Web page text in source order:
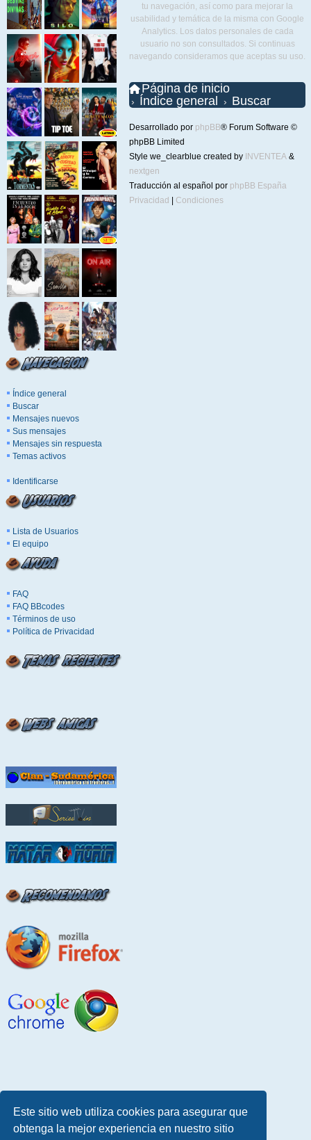
Este sitio web utiliza cookies para asegurar que
obtenga la mejor experiencia en nuestro sitio
Índice general
Buscar
Mensajes nuevos
Sus mensajes
Mensajes sin respuesta
Temas activos
Identificarse
Lista de Usuarios
El equipo
FAQ
FAQ BBcodes
Términos de uso
Política de Privacidad
tu navegación, así como para mejorar la
usabilidad y temática de la misma con Google
Analytics. Los datos personales de cada
usuario no son consultados. Si continuas
navegando consideramos que aceptas su uso.
Página de inicio
Índice general
Buscar
Desarrollado por phpBB® Forum Software ©
phpBB Limited
Style we_clearblue created by INVENTEA &
nextgen
Traducción al español por phpBB España
Privacidad
Condiciones